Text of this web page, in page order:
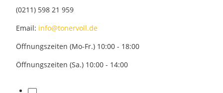
(0211) 598 21 959
Email: info@tonervoll.de
Öffnungszeiten (Mo-Fr.) 10:00 - 18:00
Öffnungszeiten (Sa.) 10:00 - 14:00